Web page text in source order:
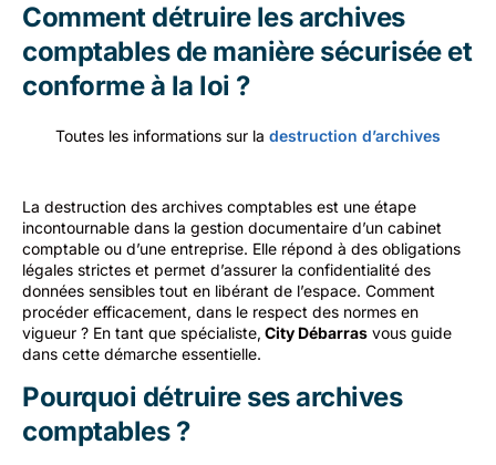
Comment détruire les archives
comptables de manière sécurisée et
conforme à la loi ?
Toutes les informations sur la destruction d’archives
La destruction des archives comptables est une étape
incontournable dans la gestion documentaire d’un cabinet
comptable ou d’une entreprise. Elle répond à des obligations
légales strictes et permet d’assurer la confidentialité des
données sensibles tout en libérant de l’espace. Comment
procéder efficacement, dans le respect des normes en
vigueur ? En tant que spécialiste, City Débarras vous guide
dans cette démarche essentielle.
Pourquoi détruire ses archives
comptables ?